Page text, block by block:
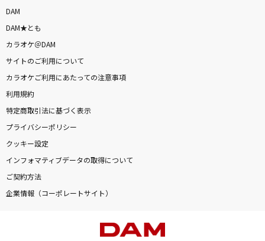
DAM
DAM★とも
カラオケ＠DAM
サイトのご利用について
カラオケご利用にあたっての注意事項
利用規約
特定商取引法に基づく表示
プライバシーポリシー
クッキー設定
インフォマティブデータの取得について
ご契約方法
企業情報（コーポレートサイト）